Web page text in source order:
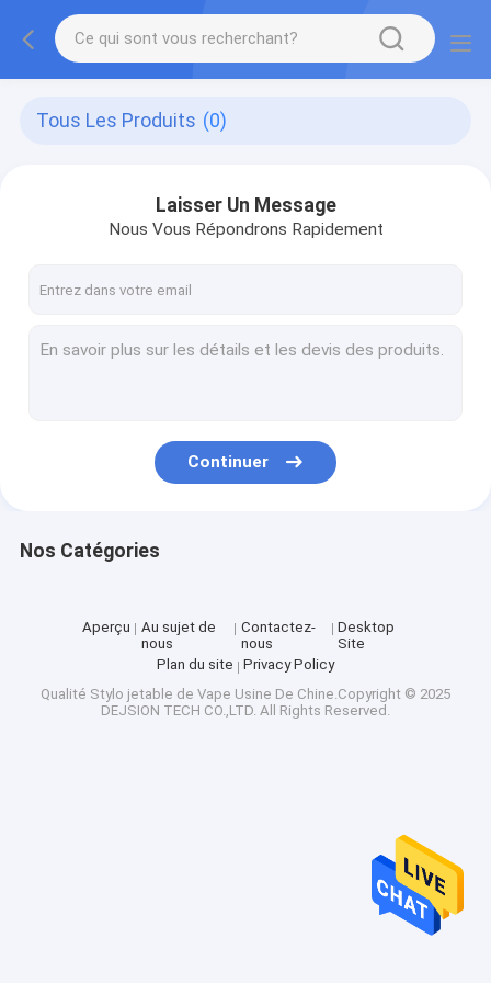
Tous Les Produits (0)
Laisser Un Message
Nous Vous Répondrons Rapidement
Continuer
Nos Catégories
Aperçu
Au sujet de
nous
Contactez-
nous
Desktop
Site
Plan du site
Privacy Policy
Qualité Stylo jetable de Vape Usine De Chine.Copyright © 2025
DEJSION TECH CO.,LTD. All Rights Reserved.